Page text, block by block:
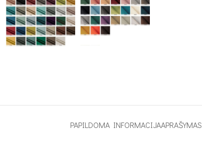
PAPILDOMA INFORMACIJAAPRAŠYMAS